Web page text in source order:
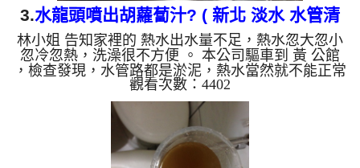
3.水龍頭噴出胡蘿蔔汁? ( 新北 淡水 水管清
洗 )
林小姐 告知家裡的 熱水出水量不足，熱水忽大忽小
忽冷忽熱，洗澡很不方便 。 本公司驅車到 黃 公館
，檢查發現，水管路都是淤泥，熱水當然就不能正常
使用。 一開始水頭管路就流出紅色的液體，看起來
跟胡蘿蔔汁一樣，還不斷噴出小石塊，還有一堆沉澱
物，如下圖。 水管裡的髒東西不斷流出來，水的顏
色慢慢變成透明，髒東西也越來越少，最後變成乾淨
的清水。 清洗水管 是利用 高週波脈衝式水管清洗機
，將檸檬酸打入水管，讓水管管壁的鐵鏽及生物膜軟
觀看次數：4402